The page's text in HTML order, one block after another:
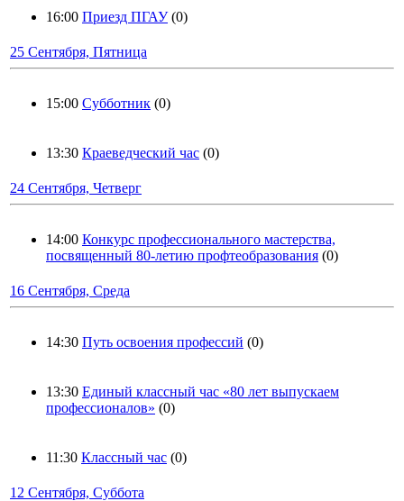
16:00 Приезд ПГАУ (0)
25 Сентября, Пятница
15:00 Субботник (0)
13:30 Краеведческий час (0)
24 Сентября, Четверг
14:00 Конкурс профессионального мастерства,
посвященный 80-летию профтеобразования (0)
16 Сентября, Среда
14:30 Путь освоения профессий (0)
13:30 Единый классный час «80 лет выпускаем
профессионалов» (0)
11:30 Классный час (0)
12 Сентября, Суббота